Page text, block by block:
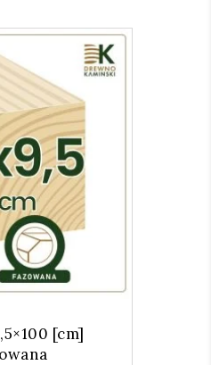
[cm]